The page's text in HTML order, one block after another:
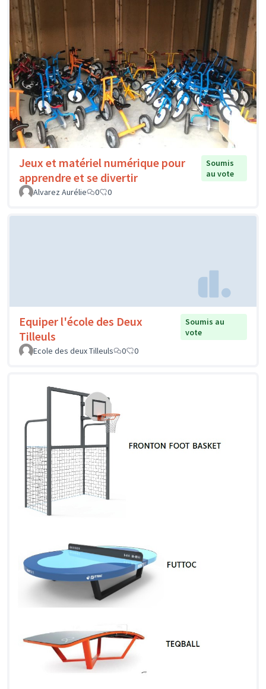
Jeux et matériel numérique pour
apprendre et se divertir
Soumis
au vote
Alvarez Aurélie
0 0
Equiper l'école des Deux
Tilleuls
Soumis au
vote
Ecole des deux Tilleuls
0 0